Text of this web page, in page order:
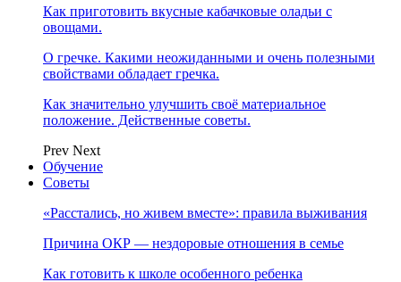
Как приготовить вкусные кабачковые оладьи с
овощами.
О гречке. Какими неожиданными и очень полезными
свойствами обладает гречка.
Как значительно улучшить своё материальное
положение. Действенные советы.
Prev Next
Обучение
Советы
«Расстались, но живем вместе»: правила выживания
Причина ОКР — нездоровые отношения в семье
Как готовить к школе особенного ребенка